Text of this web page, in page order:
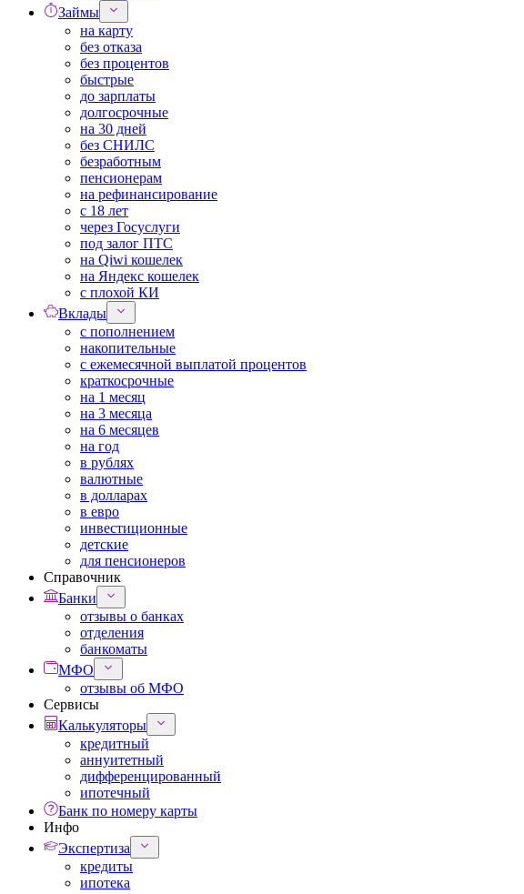
Займы
на карту
без отказа
без процентов
быстрые
до зарплаты
долгосрочные
на 30 дней
без СНИЛС
безработным
пенсионерам
на рефинансирование
с 18 лет
через Госуслуги
под залог ПТС
на Qiwi кошелек
на Яндекс кошелек
с плохой КИ
Вклады
с пополнением
накопительные
с ежемесячной выплатой процентов
краткосрочные
на 1 месяц
на 3 месяца
на 6 месяцев
на год
в рублях
валютные
в долларах
в евро
инвестиционные
детские
для пенсионеров
Справочник
Банки
отзывы о банках
отделения
банкоматы
МФО
отзывы об МФО
Сервисы
Калькуляторы
кредитный
аннуитетный
дифференцированный
ипотечный
Банк по номеру карты
Инфо
Экспертиза
кредиты
ипотека